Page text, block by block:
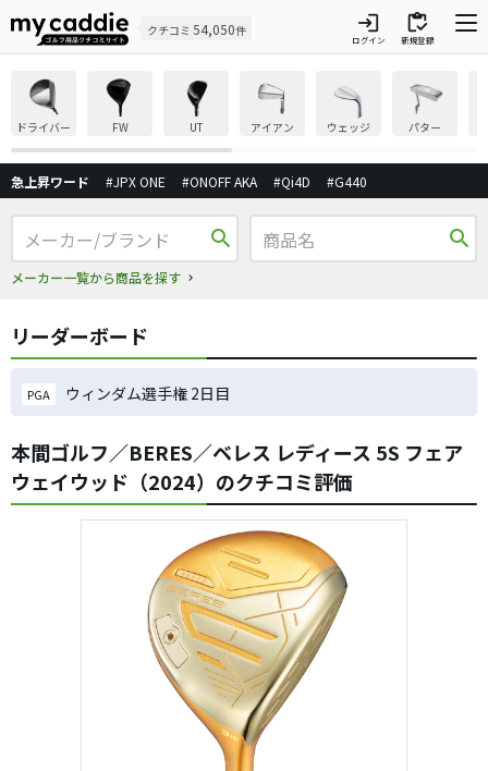
クチコミ 54,050件 login
ログイン
inventory
新規登録
ドライバー FW UT アイアン ウェッジ パター
急上昇ワード #JPX ONE #ONOFF AKA #Qi4D #G440
search
メーカー一覧から商品を探す
search
リーダーボード
PGA ウィンダム選手権 2日目
本間ゴルフ／BERES／ベレス レディース 5S フェア
ウェイウッド（2024）のクチコミ評価